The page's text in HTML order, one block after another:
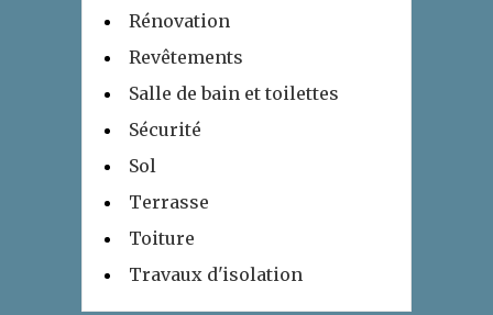
Rénovation
Revêtements
Salle de bain et toilettes
Sécurité
Sol
Terrasse
Toiture
Travaux d'isolation